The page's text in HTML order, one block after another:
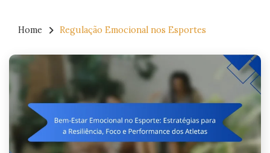
Home Regulação Emocional nos Esportes